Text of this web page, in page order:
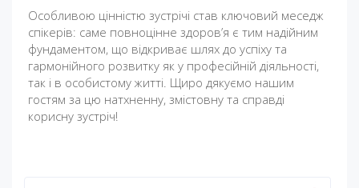
Особливою цінністю зустрічі став ключовий меседж
спікерів: саме повноцінне здоров’я є тим надійним
фундаментом, що відкриває шлях до успіху та
гармонійного розвитку як у професійній діяльності,
так і в особистому житті. Щиро дякуємо нашим
гостям за цю натхненну, змістовну та справді
корисну зустріч!